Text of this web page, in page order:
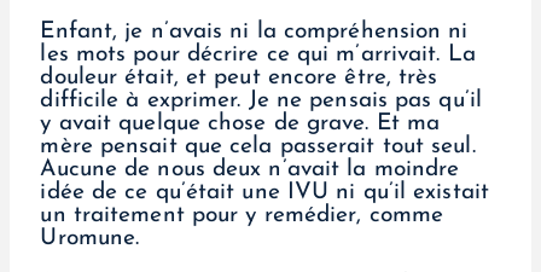
Enfant, je n’avais ni la compréhension ni
les mots pour décrire ce qui m’arrivait. La
douleur était, et peut encore être, très
difficile à exprimer. Je ne pensais pas qu’il
y avait quelque chose de grave. Et ma
mère pensait que cela passerait tout seul.
Aucune de nous deux n’avait la moindre
idée de ce qu’était une IVU ni qu’il existait
un traitement pour y remédier, comme
Uromune.